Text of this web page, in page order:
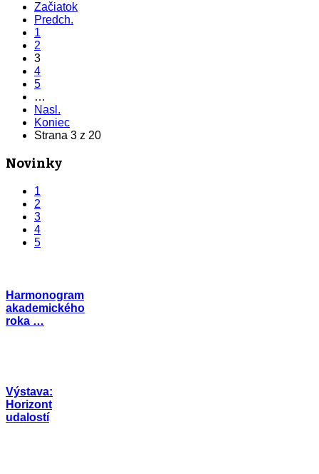
Začiatok
Predch.
1
2
3
4
5
…
Nasl.
Koniec
Strana 3 z 20
Novinky
1
2
3
4
5
Harmonogram
akademického
roka …
Výstava:
Horizont
udalostí